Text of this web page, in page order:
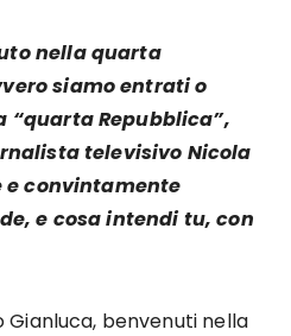
nella quarta
siamo entrati o
Repubblica”,
televisivo Nicola
e convintamente
e cosa intendi tu, con
Gianluca, benvenuti nella